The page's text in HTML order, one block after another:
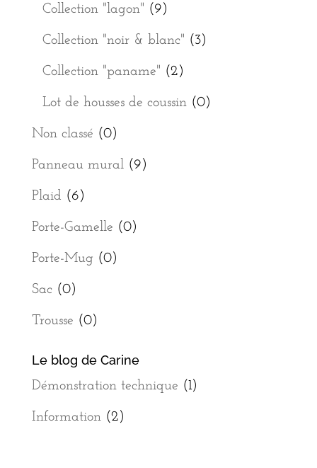
Collection "lagon" (9)
Collection "noir & blanc" (3)
Collection "paname" (2)
Lot de housses de coussin (0)
Non classé (0)
Panneau mural (9)
Plaid (6)
Porte-Gamelle (0)
Porte-Mug (0)
Sac (0)
Trousse (0)
Le blog de Carine
Démonstration technique (1)
Information(2)